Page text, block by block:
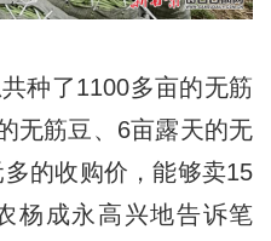
种了1100多亩的无筋
无筋豆、6亩露天的无
的收购价，能够卖15
杨成永高兴地告诉笔